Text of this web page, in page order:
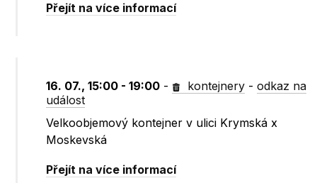
Přejít na více informací
16. 07., 15:00 - 19:00 - kontejnery -odkaz na
událost
Velkoobjemový kontejner v ulici Krymská x
Moskevská
Přejít na více informací